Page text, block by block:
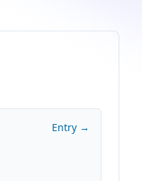
Entry →